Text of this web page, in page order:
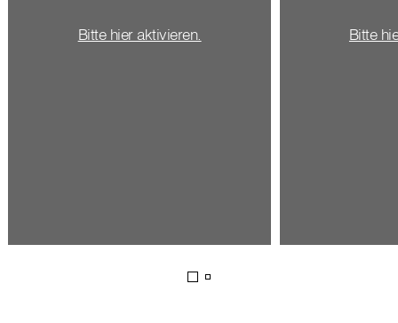
Bitte hier aktivieren. Bitte